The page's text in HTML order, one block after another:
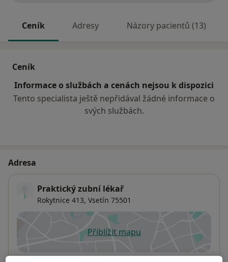
Ceník Adresy Názory pacientů (13)
Ceník
Informace o službách a cenách nejsou k dispozici
Tento specialista ještě nepřidával žádné informace o
svých službách.
Adresa
Praktický zubní lékař
Rokytnice 413, Vsetín 75501
Přiblížit mapuse otevře v nové záložce